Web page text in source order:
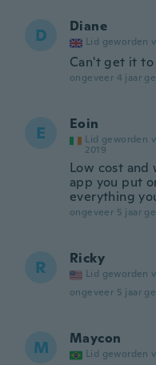
D Diane
Lid geworden
Can't get it
ongeveer 4 jaar
E Eoin
Lid geworden
2019
Low cost and
app you put
everything
ongeveer 5 jaar
R Ricky
Lid geworden
ongeveer 5 jaar
M Maycon
Lid geworden